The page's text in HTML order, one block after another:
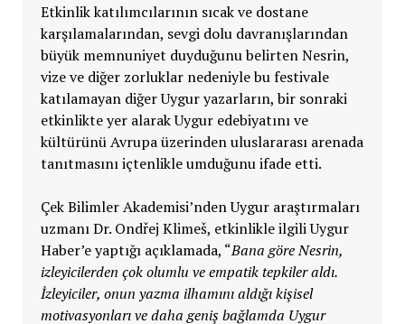
Etkinlik katılımcılarının sıcak ve dostane
karşılamalarından, sevgi dolu davranışlarından
büyük memnuniyet duyduğunu belirten Nesrin,
vize ve diğer zorluklar nedeniyle bu festivale
katılamayan diğer Uygur yazarların, bir sonraki
etkinlikte yer alarak Uygur edebiyatını ve
kültürünü Avrupa üzerinden uluslararası arenada
tanıtmasını içtenlikle umduğunu ifade etti.
Çek Bilimler Akademisi’nden Uygur araştırmaları
uzmanı Dr. Ondřej Klimeš, etkinlikle ilgili Uygur
Haber’e yaptığı açıklamada, “Bana göre Nesrin,
izleyicilerden çok olumlu ve empatik tepkiler aldı.
İzleyiciler, onun yazma ilhamını aldığı kişisel
motivasyonları ve daha geniş bağlamda Uygur